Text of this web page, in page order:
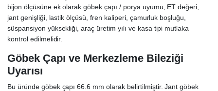
bijon ölçüsüne ek olarak göbek çapı / porya uyumu, ET değeri,
jant genişliği, lastik ölçüsü, fren kaliperi, çamurluk boşluğu,
süspansiyon yüksekliği, araç üretim yılı ve kasa tipi mutlaka
kontrol edilmelidir.
Göbek Çapı ve Merkezleme Bileziği
Uyarısı
Bu üründe göbek çapı 66.6 mm olarak belirtilmiştir. Jant göbek